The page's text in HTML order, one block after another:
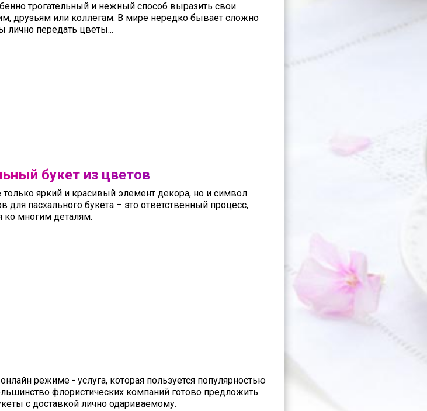
трогательный и нежный способ выразить свои
друзьям или коллегам. В мире нередко бывает сложно
лично передать цветы...
букет из цветов
только яркий и красивый элемент декора, но и символ
пасхального букета – это ответственный процесс,
ко многим деталям.
режиме - услуга, которая пользуется популярностью
флористических компаний готово предложить
с доставкой лично одариваемому.